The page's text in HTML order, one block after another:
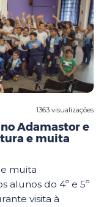
1363 visualizações
Adamastor e
e muita
muita
alunos do 4º e 5º
visita à